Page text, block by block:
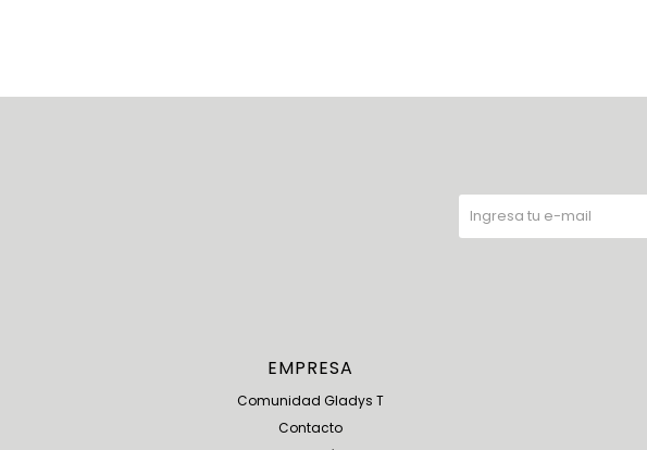
EMPRESA
Comunidad Gladys T
Contacto